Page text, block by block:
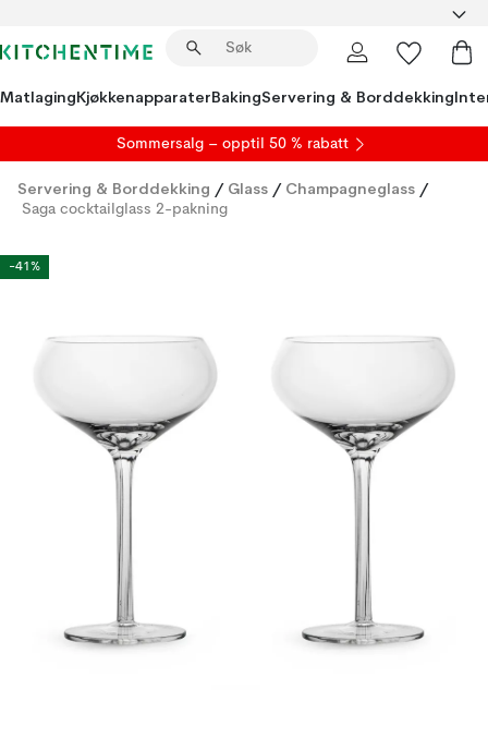
MatlagingKjøkkenapparaterBakingServering & Borddekking
Sommersalg – opptil 50 % rabatt
Servering & Borddekking / Glass / Champagneglass /
Saga cocktailglass 2-pakning
-41%